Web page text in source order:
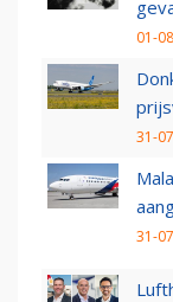
01-
31-
31-